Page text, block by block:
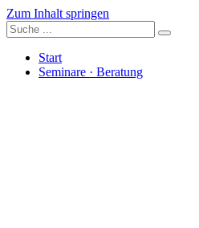
Zum Inhalt springen
Start
Seminare · Beratung